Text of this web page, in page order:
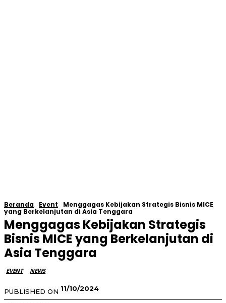
Beranda Event
Menggagas Kebijakan Strategis Bisnis MICE
yang Berkelanjutan di Asia Tenggara
Menggagas Kebijakan Strategis
Bisnis MICE yang Berkelanjutan di
Asia Tenggara
EVENT NEWS
PUBLISHED ON 11/10/2024